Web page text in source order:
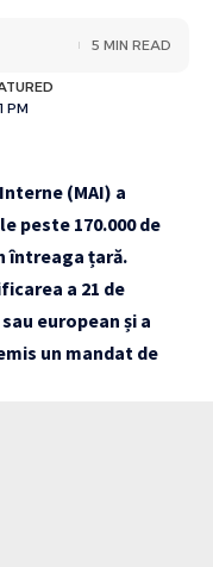
PM
5 MIN READ
(MAI) a
peste 170.000 de
întreaga țară.
a 21 de
european și a
un mandat de